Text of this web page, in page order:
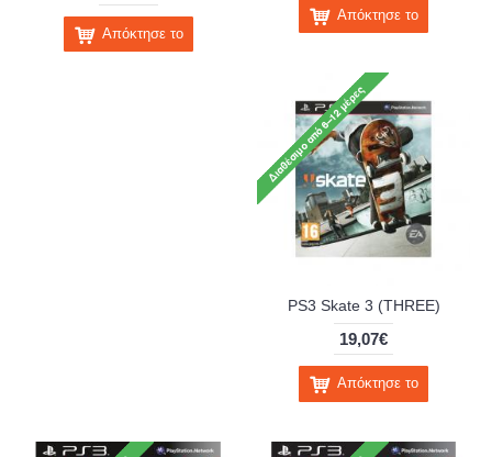
Απόκτησε το
Απόκτησε το
PS3 Skate 3 (THREE)
19,07€
Απόκτησε το